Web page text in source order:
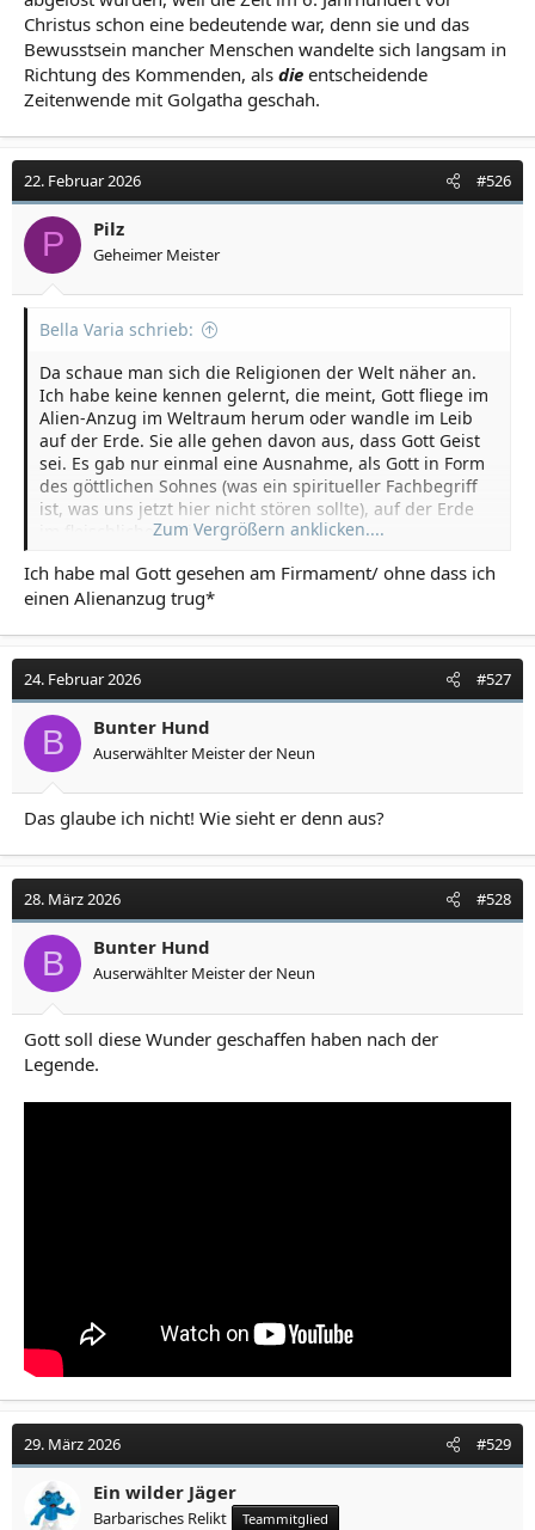
Christus schon eine bedeutende war, denn sie und das
Bewusstsein mancher Menschen wandelte sich langsam in
Richtung des Kommenden, als die entscheidende
Zeitenwende mit Golgatha geschah.
22. Februar 2026 #526
P Pilz
Geheimer Meister
Bella Varia schrieb:
Da schaue man sich die Religionen der Welt näher an.
Ich habe keine kennen gelernt, die meint, Gott fliege im
Alien-Anzug im Weltraum herum oder wandle im Leib
auf der Erde. Sie alle gehen davon aus, dass Gott Geist
sei. Es gab nur einmal eine Ausnahme, als Gott in Form
des göttlichen Sohnes (was ein spiritueller Fachbegriff
ist, was uns jetzt hier nicht stören sollte), auf der Erde
im fleischlichen Leib wandelte.
mit "Opa" in Beziehung zu setzen, mag mit dem
biblischen Abraham zusammenhängen.
Zum Vergrößern anklicken....
Ich habe mal Gott gesehen am Firmament/ ohne dass ich
einen Alienanzug trug*
24. Februar 2026 #527
B Bunter Hund
Auserwählter Meister der Neun
Das glaube ich nicht! Wie sieht er denn aus?
28. März 2026 #528
B Bunter Hund
Auserwählter Meister der Neun
Gott soll diese Wunder geschaffen haben nach der
Legende.
29. März 2026 #529
Ein wilder Jäger
Barbarisches Relikt Teammitglied